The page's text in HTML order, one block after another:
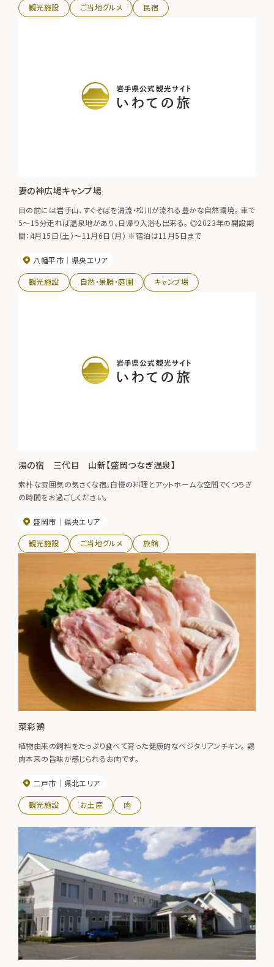
観光施設 ご当地グルメ 民宿
妻の神広場キャンプ場
目の前には岩手山、すぐそばを清流・松川が流れる豊かな自然環境。 車で
5～15分走れば温泉地があり、日帰り入浴も出来る。 ◎2023年の開設期
間：4月15日（土）～11月6日（月） ※宿泊は11月5日まで
八幡平市 県央エリア
観光施設 自然・景勝・庭園 キャンプ場
湯の宿 三代目 山新【盛岡つなぎ温泉】
素朴な雰囲気の気さくな宿。自慢の料理とアットホームな空間でくつろぎ
の時間をお過ごしください。
盛岡市 県央エリア
観光施設 ご当地グルメ 旅館
菜彩鶏
植物由来の飼料をたっぷり食べて育った健康的なベジタリアンチキン。 鶏
肉本来の旨味が感じられるお肉です。
二戸市 県北エリア
観光施設 お土産 肉